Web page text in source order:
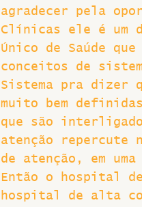
agradecer pela
Clínicas ele é um
Único de Saúde
conceitos de
Sistema pra dizer
muito bem
que são
atenção repercute
de atenção, em
Então o hospital
hospital de alta